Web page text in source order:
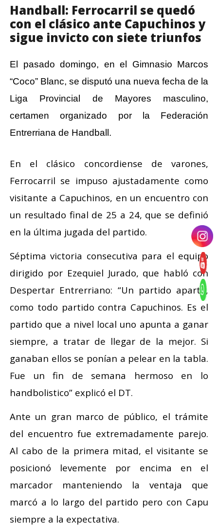
Handball: Ferrocarril se quedó
con el clásico ante Capuchinos y
sigue invicto con siete triunfos
El pasado domingo, en el Gimnasio Marcos
“Coco” Blanc, se disputó una nueva fecha de la
Liga Provincial de Mayores masculino,
certamen organizado por la Federación
Entrerriana de Handball.
En el clásico concordiense de varones,
Ferrocarril se impuso ajustadamente como
visitante a Capuchinos, en un encuentro con
un resultado final de 25 a 24, que se definió
en la última jugada del partido.
Séptima victoria consecutiva para el equipo
dirigido por Ezequiel Jurado, que habló con
Despertar Entrerriano: “Un partido aparte,
como todo partido contra Capuchinos. Es el
partido que a nivel local uno apunta a ganar
siempre, a tratar de llegar de la mejor. Si
ganaban ellos se ponían a pelear en la tabla.
Fue un fin de semana hermoso en lo
handbolistico” explicó el DT.
Ante un gran marco de público, el trámite
del encuentro fue extremadamente parejo.
Al cabo de la primera mitad, el visitante se
posicionó levemente por encima en el
marcador manteniendo la ventaja que
marcó a lo largo del partido pero con Capu
siempre a la expectativa.